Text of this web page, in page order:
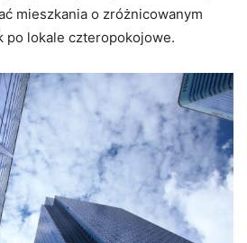
mieszkania o zróżnicowanym
po lokale czteropokojowe.